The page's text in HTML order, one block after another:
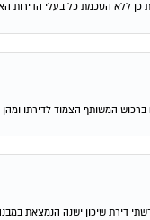
האחרים? בתודה מראש, תהילה 01-05-
הצמוד לדירתו ומהן הזכויות
ישן בן כ-50 שנה. במסגרת יוזמה משותפת של כל